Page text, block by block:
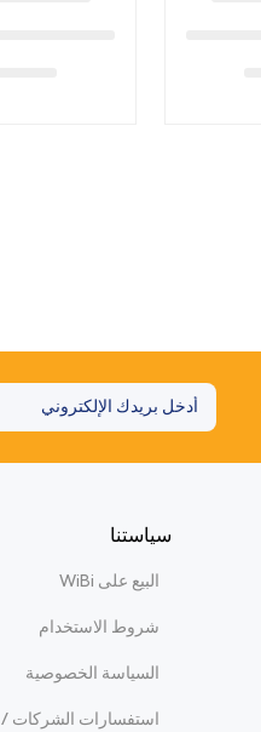
سياستنا
البيع على WiBi
شروط الاستخدام
السياسة الخصوصية
استفسارات الشركات / B2B